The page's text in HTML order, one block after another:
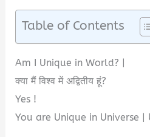
Table of Contents
Am I Unique in World? |
क्या मैं विश्व में अद्वितीय हूं?
Yes !
You are Unique in Universe |